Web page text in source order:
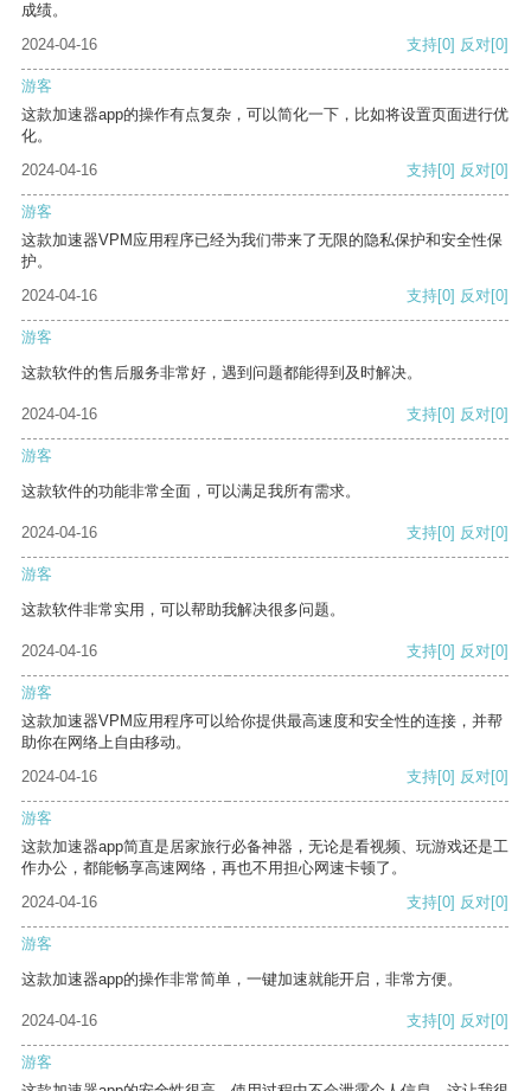
成绩。
2024-04-16
支持[0] 反对[0]
游客
这款加速器app的操作有点复杂，可以简化一下，比如将设置页面进行优
化。
2024-04-16
支持[0] 反对[0]
游客
这款加速器VPM应用程序已经为我们带来了无限的隐私保护和安全性保
护。
2024-04-16
支持[0] 反对[0]
游客
这款软件的售后服务非常好，遇到问题都能得到及时解决。
2024-04-16 支持[0] 反对[0]
游客
这款软件的功能非常全面，可以满足我所有需求。
2024-04-16 支持[0] 反对[0]
游客
这款软件非常实用，可以帮助我解决很多问题。
2024-04-16 支持[0] 反对[0]
游客
这款加速器VPM应用程序可以给你提供最高速度和安全性的连接，并帮
助你在网络上自由移动。
2024-04-16
支持[0] 反对[0]
游客
这款加速器app简直是居家旅行必备神器，无论是看视频、玩游戏还是工
作办公，都能畅享高速网络，再也不用担心网速卡顿了。
2024-04-16
支持[0] 反对[0]
游客
这款加速器app的操作非常简单，一键加速就能开启，非常方便。
2024-04-16 支持[0] 反对[0]
游客